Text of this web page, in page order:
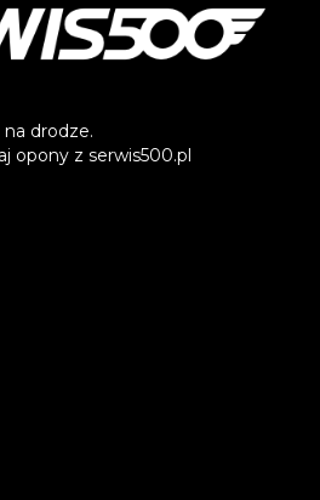
drodze.
opony z serwis500.pl